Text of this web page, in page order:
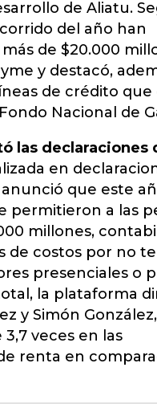
de Aliatu.
del año han
de $20.000
y destacó,
de crédito
Nacional de
las declaraciones
en
que este
permitieron a las
millones,
de costos por no
presenciales o
la plataforma
y Simón
veces en las
renta en